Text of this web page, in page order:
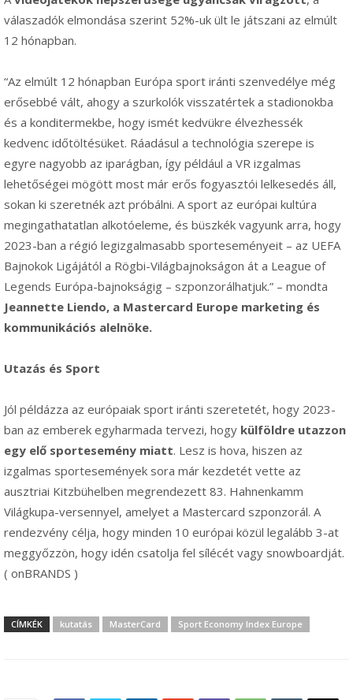
válaszadók elmondása szerint 52%-uk ült le játszani az elmúlt
12 hónapban.
“Az elmúlt 12 hónapban Európa sport iránti szenvedélye még
erősebbé vált, ahogy a szurkolók visszatértek a stadionokba
és a konditermekbe, hogy ismét kedvükre élvezhessék
kedvenc időtöltésüket. Ráadásul a technológia szerepe is
egyre nagyobb az iparágban, így például a VR izgalmas
lehetőségei mögött most már erős fogyasztói lelkesedés áll,
sokan ki szeretnék azt próbálni. A sport az európai kultúra
megingathatatlan alkotóeleme, és büszkék vagyunk arra, hogy
2023-ban a régió legizgalmasabb sporteseményeit – az UEFA
Bajnokok Ligájától a Rögbi-Világbajnokságon át a League of
Legends Európa-bajnokságig – szponzorálhatjuk.” – mondta
Jeannette Liendo, a Mastercard Europe marketing és
kommunikációs alelnöke.
Utazás és Sport
Jól példázza az európaiak sport iránti szeretetét, hogy 2023-
ban az emberek egyharmada tervezi, hogy külföldre utazzon
egy elő sportesemény miatt. Lesz is hova, hiszen az
izgalmas sportesemények sora már kezdetét vette az
ausztriai Kitzbühelben megrendezett 83. Hahnenkamm
Világkupa-versennyel, amelyet a Mastercard szponzorál. A
rendezvény célja, hogy minden 10 európai közül legalább 3-at
meggyőzzön, hogy idén csatolja fel sílécét vagy snowboardját.
( onBRANDS )
CÍMKÉK kutatás MasterCard Sport Economy Index Europe